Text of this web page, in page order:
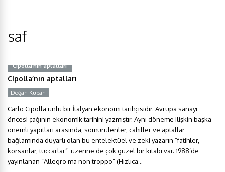
saf
Cipolla’nın aptalları
Cipolla’nın aptalları
Doğan Kuban
Carlo Cipolla ünlü bir İtalyan ekonomi tarihçisidir. Avrupa sanayi
öncesi çağının ekonomik tarihini yazmıştır. Aynı döneme ilişkin başka
önemli yapıtları arasında, sömürülenler, cahiller ve aptallar
bağlamında duyarlı olan bu entelektüel ve zeki yazarın “fatihler,
korsanlar, tüccarlar” üzerine de çok güzel bir kitabı var. 1988’de
yayınlanan “Allegro ma non troppo” (Hızlıca...